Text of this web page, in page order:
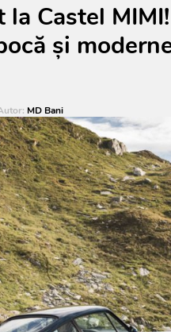
la Castel
și
MD Bani